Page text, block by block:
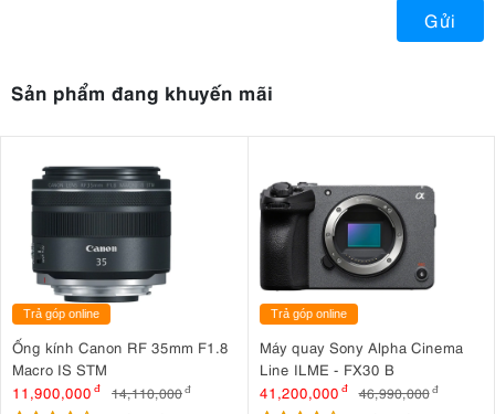
Gửi
Sản phẩm đang khuyến mãi
Trả góp online
Ống kính Canon RF 35mm F1.8
Macro IS STM
11,900,000 đ 14,110,000đ
Trả góp online
Máy quay Sony Alpha Cinema
Line ILME - FX30 B
41,200,000 đ 46,990,000 đ